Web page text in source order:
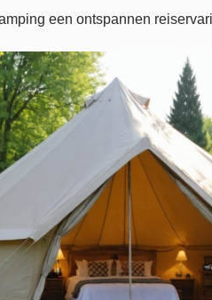
een ontspannen